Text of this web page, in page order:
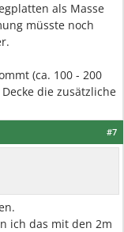
als Masse
müsste noch
(ca. 100 - 200
die zusätzliche
#7
ich das mit den 2m